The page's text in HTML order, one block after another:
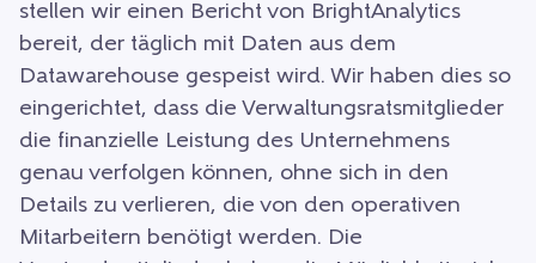
stellen wir einen Bericht von BrightAnalytics
bereit, der täglich mit Daten aus dem
Datawarehouse gespeist wird. Wir haben dies so
eingerichtet, dass die Verwaltungsratsmitglieder
die finanzielle Leistung des Unternehmens
genau verfolgen können, ohne sich in den
Details zu verlieren, die von den operativen
Mitarbeitern benötigt werden. Die